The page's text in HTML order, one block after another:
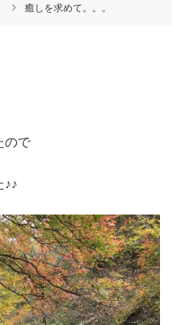
癒しを求めて。。。
ので
♪♪